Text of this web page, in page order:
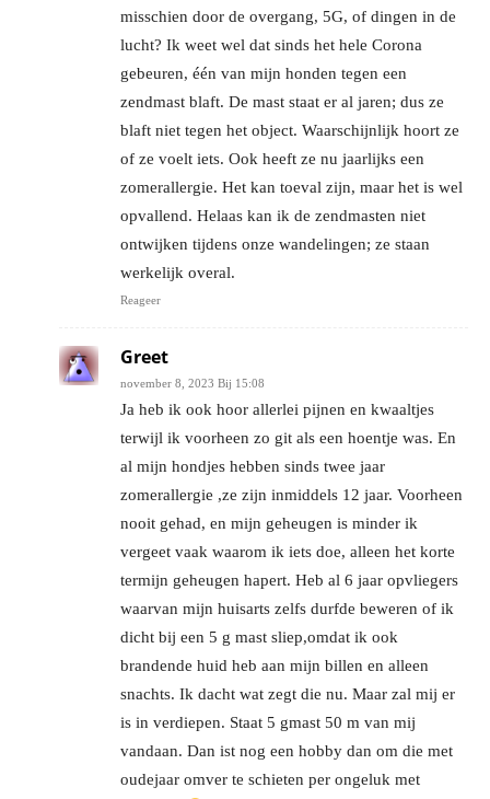
misschien door de overgang, 5G, of dingen in de
lucht? Ik weet wel dat sinds het hele Corona
gebeuren, één van mijn honden tegen een
zendmast blaft. De mast staat er al jaren; dus ze
blaft niet tegen het object. Waarschijnlijk hoort ze
of ze voelt iets. Ook heeft ze nu jaarlijks een
zomerallergie. Het kan toeval zijn, maar het is wel
opvallend. Helaas kan ik de zendmasten niet
ontwijken tijdens onze wandelingen; ze staan
werkelijk overal.
Reageer
Greet
november 8, 2023 Bij 15:08
Ja heb ik ook hoor allerlei pijnen en kwaaltjes
terwijl ik voorheen zo git als een hoentje was. En
al mijn hondjes hebben sinds twee jaar
zomerallergie ,ze zijn inmiddels 12 jaar. Voorheen
nooit gehad, en mijn geheugen is minder ik
vergeet vaak waarom ik iets doe, alleen het korte
termijn geheugen hapert. Heb al 6 jaar opvliegers
waarvan mijn huisarts zelfs durfde beweren of ik
dicht bij een 5 g mast sliep,omdat ik ook
brandende huid heb aan mijn billen en alleen
snachts. Ik dacht wat zegt die nu. Maar zal mij er
is in verdiepen. Staat 5 gmast 50 m van mij
vandaan. Dan ist nog een hobby dan om die met
oudejaar omver te schieten per ongeluk met